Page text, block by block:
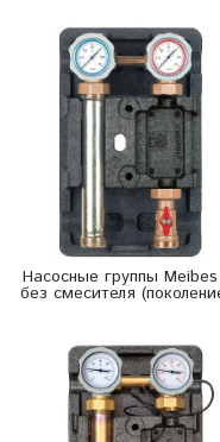
Насосные группы
без смесителя